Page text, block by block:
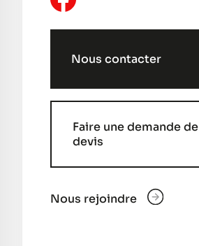
Nous contacter
Faire une demande de
devis
Nous rejoindre